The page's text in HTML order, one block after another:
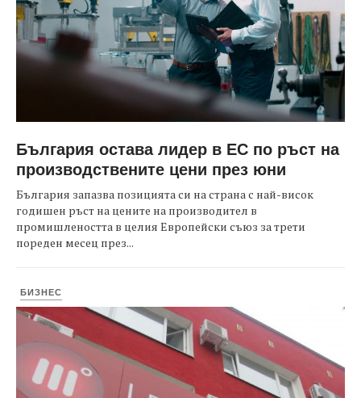
България остава лидер в ЕС по ръст на
производствените цени през юни
България запазва позицията си на страна с най-висок
годишен ръст на цените на производител в
промишлеността в целия Европейски съюз за трети
пореден месец през...
БИЗНЕС